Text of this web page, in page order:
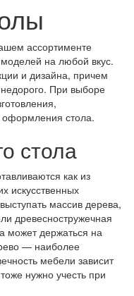
ассортименте
на любой вкус.
и дизайна, причем
недорого. При выборе
оформления стола.
стола
как из
искусственных
массив дерева,
древесностружечная
может держаться на
— наиболее
мебели зависит
нужно учесть при